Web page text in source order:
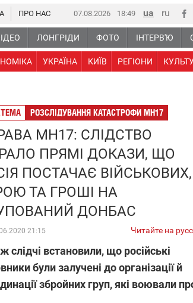
07.08.2026 18 49
ЛОНГРІДИ ФОТО ІНТЕРВ'Ю
УКРАЇНА КИЇВ РЕГІОНИ
ПРО НАС
РОЗСЛІДУВАННЯ КАТАСТРОФИ МН17
МН17: СЛІДСТВО
ПРЯМІ ДОКАЗИ, ЩО
ПОСТАЧАЄ ВІЙСЬКОВИХ,
ТА ГРОШІ НА
ДОНБАС
21:15 Читайте на
слідчі встановили, що російські
були залучені до організації й
збройних груп, які воювали